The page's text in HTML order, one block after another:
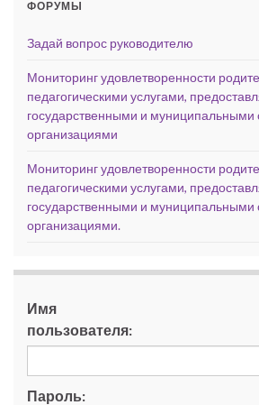
ФОРУМЫ
Задай вопрос руководителю
Мониторинг удовлетворенности
педагогическими услугами,
государственными и муниципальными
организациями
Мониторинг удовлетворенности
педагогическими услугами,
государственными и муниципальными
организациями.
Имя
пользователя:
Пароль: